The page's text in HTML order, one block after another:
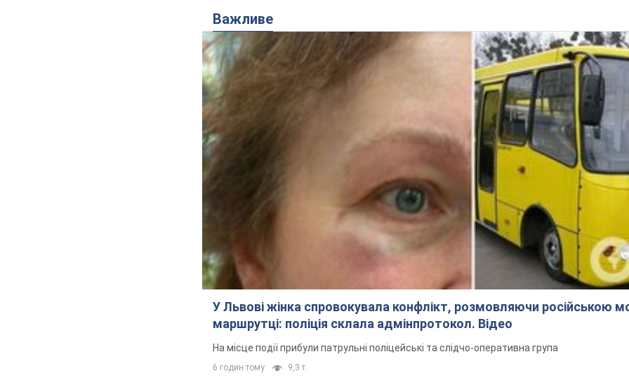
Важливе
У Львові жінка спровокувала конфлікт, розмовляючи російською
маршрутці: поліція склала адмінпротокол. Відео
На місце події прибули патрульні поліцейські та слідчо-оперативна група
6 годин тому 9,3 т.